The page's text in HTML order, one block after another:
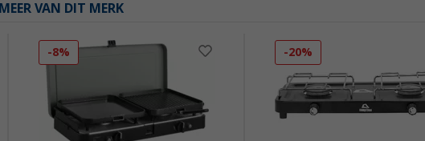
MEER VAN DIT MERK
-8% -20%